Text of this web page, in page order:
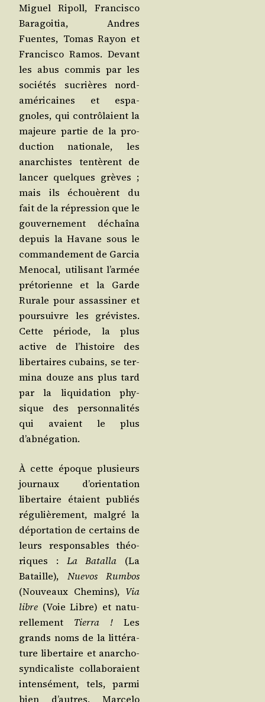
Miguel Ripoll, Fran­cis­co
Bara­goi­tia, Andres
Fuentes, Tomas Rayon et
Fran­cis­co Ramos. Devant
les abus com­mis par les
socié­tés sucrières nord-
amé­ri­caines et espa­
gnoles, qui contrô­laient la
majeure par­tie de la pro­
duc­tion natio­nale, les
anar­chistes ten­tèrent de
lan­cer quelques grèves ;
mais ils échouèrent du
fait de la répres­sion que le
gou­ver­ne­ment déchaî­na
depuis la Havane sous le
com­man­de­ment de Gar­cia
Meno­cal, uti­li­sant l’ar­mée
pré­to­rienne et la Garde
Rurale pour assas­si­ner et
pour­suivre les gré­vistes.
Cette période, la plus
active de l’his­toire des
liber­taires cubains, se ter­
mi­na douze ans plus tard
par la liqui­da­tion phy­
sique des per­son­na­li­tés
qui avaient le plus
d’abnégation.
À cette époque plu­sieurs
jour­naux d’o­rien­ta­tion
liber­taire étaient publiés
régu­liè­re­ment, mal­gré la
dépor­ta­tion de cer­tains de
leurs res­pon­sables théo­
riques : La Batal­la (La
Bataille), Nue­vos Rum­bos
(Nou­veaux Che­mins), Via
libre (Voie Libre) et natu­
rel­le­ment Tier­ra ! Les
grands noms de la lit­té­ra­
ture liber­taire et anar­cho-
syn­di­ca­liste col­la­bo­raient
inten­sé­ment, tels, par­mi
bien d’autres, Mar­ce­lo